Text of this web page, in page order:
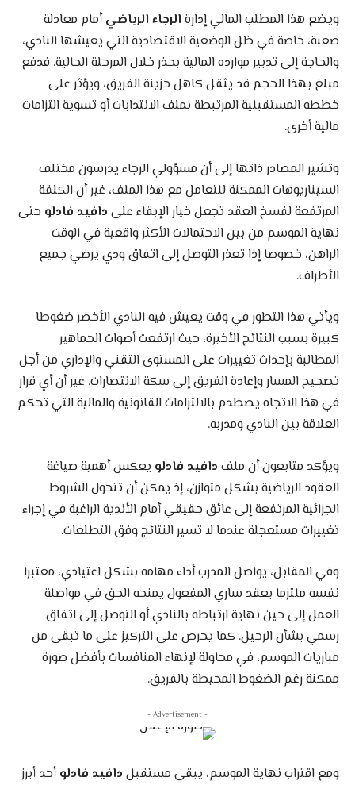
ويضع هذا المطلب المالي إدارةالرجاء الرياضيأمام معادلة
صعبة، خاصة في ظل الوضعية الاقتصادية التي يعيشها النادي،
والحاجة إلى تدبير موارده المالية بحذر خلال المرحلة الحالية. فدفع
مبلغ بهذا الحجم قد يثقل كاهل خزينة الفريق، ويؤثر على
خططه المستقبلية المرتبطة بملف الانتدابات أو تسوية التزامات
مالية أخرى.
وتشير المصادر ذاتها إلى أن مسؤولي الرجاء يدرسون مختلف
السيناريوهات الممكنة للتعامل مع هذا الملف، غير أن الكلفة
المرتفعة لفسخ العقد تجعل خيار الإبقاء علىدافيد فادلوحتى
نهاية الموسم من بين الاحتمالات الأكثر واقعية في الوقت
الراهن، خصوصا إذا تعذر التوصل إلى اتفاق ودي يرضي جميع
الأطراف.
ويأتي هذا التطور في وقت يعيش فيه النادي الأخضر ضغوطا
كبيرة بسبب النتائج الأخيرة، حيث ارتفعت أصوات الجماهير
المطالبة بإحداث تغييرات على المستوى التقني والإداري من أجل
تصحيح المسار وإعادة الفريق إلى سكة الانتصارات. غير أن أي قرار
في هذا الاتجاه يصطدم بالالتزامات القانونية والمالية التي تحكم
العلاقة بين النادي ومدربه.
ويؤكد متابعون أن ملفدافيد فادلويعكس أهمية صياغة
العقود الرياضية بشكل متوازن، إذ يمكن أن تتحول الشروط
الجزائية المرتفعة إلى عائق حقيقي أمام الأندية الراغبة في إجراء
تغييرات مستعجلة عندما لا تسير النتائج وفق التطلعات.
وفي المقابل، يواصل المدرب أداء مهامه بشكل اعتيادي، معتبرا
نفسه ملتزما بعقد ساري المفعول يمنحه الحق في مواصلة
العمل إلى حين نهاية ارتباطه بالنادي أو التوصل إلى اتفاق
رسمي بشأن الرحيل. كما يحرص على التركيز على ما تبقى من
مباريات الموسم، في محاولة لإنهاء المنافسات بأفضل صورة
ممكنة رغم الضغوط المحيطة بالفريق.
ومع اقتراب نهاية الموسم، يبقى مستقبلدافيد فادلوأحد أبرز